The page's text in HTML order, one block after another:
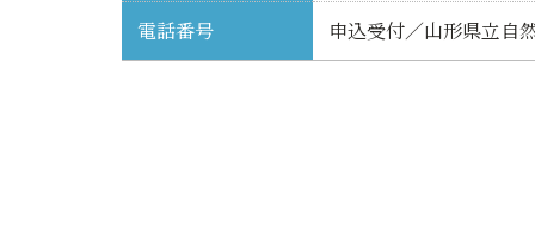
電話番号 申込受付／山形県立自